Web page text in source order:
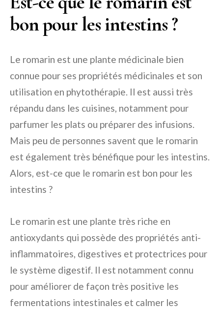
bon pour les intestins ?
Le romarin est une plante médicinale bien
connue pour ses propriétés médicinales et son
utilisation en phytothérapie. Il est aussi très
répandu dans les cuisines, notamment pour
parfumer les plats ou préparer des infusions.
Mais peu de personnes savent que le romarin
est également très bénéfique pour les intestins.
Alors, est-ce que le romarin est bon pour les
intestins ?
Le romarin est une plante très riche en
antioxydants qui possède des propriétés anti-
inflammatoires, digestives et protectrices pour
le système digestif. Il est notamment connu
pour améliorer de façon très positive les
fermentations intestinales et calmer les